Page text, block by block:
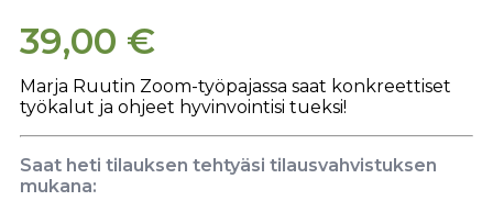
39,00 €
Marja Ruutin Zoom-työpajassa saat konkreettiset
työkalut ja ohjeet hyvinvointisi tueksi!
Saat heti tilauksen tehtyäsi tilausvahvistuksen
mukana: